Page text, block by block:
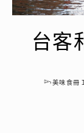
台客
𓆸美味食冊